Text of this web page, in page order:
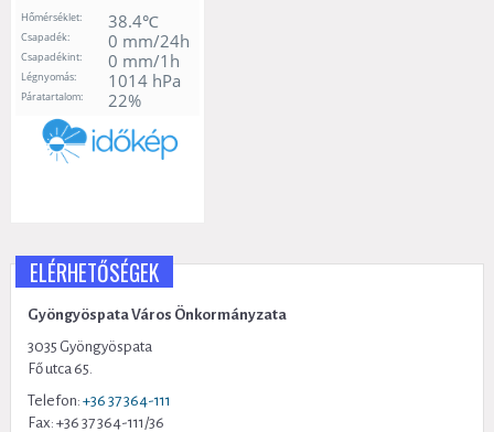
ELÉRHETŐSÉGEK
Gyöngyöspata Város Önkormányzata
3035 Gyöngyöspata
Fő utca 65.
Telefon: +36 37 364-111
Fax: +36 37 364-111/36